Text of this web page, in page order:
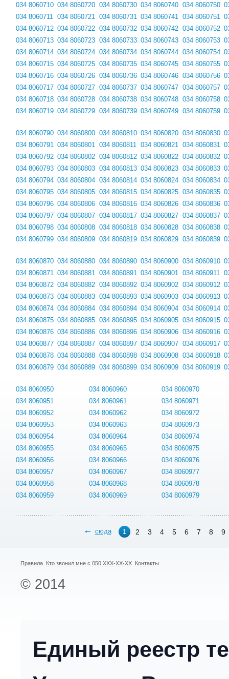
034 8060710
034 8060711
034 8060712
034 8060713
034 8060714
034 8060715
034 8060716
034 8060717
034 8060718
034 8060719
034 8060720
034 8060721
034 8060722
034 8060723
034 8060724
034 8060725
034 8060726
034 8060727
034 8060728
034 8060729
034 8060730
034 8060731
034 8060732
034 8060733
034 8060734
034 8060735
034 8060736
034 8060737
034 8060738
034 8060739
034 8060740
034 8060741
034 8060742
034 8060743
034 8060744
034 8060745
034 8060746
034 8060747
034 8060748
034 8060749
034 8060750
034 8060751
034 8060752
034 8060753
034 8060754
034 8060755
034 8060756
034 8060757
034 8060758
034 8060759
034 8060790
034 8060791
034 8060792
034 8060793
034 8060794
034 8060795
034 8060796
034 8060797
034 8060798
034 8060799
034 8060800
034 8060801
034 8060802
034 8060803
034 8060804
034 8060805
034 8060806
034 8060807
034 8060808
034 8060809
034 8060810
034 8060811
034 8060812
034 8060813
034 8060814
034 8060815
034 8060816
034 8060817
034 8060818
034 8060819
034 8060820
034 8060821
034 8060822
034 8060823
034 8060824
034 8060825
034 8060826
034 8060827
034 8060828
034 8060829
034 8060830
034 8060831
034 8060832
034 8060833
034 8060834
034 8060835
034 8060836
034 8060837
034 8060838
034 8060839
034 8060870
034 8060871
034 8060872
034 8060873
034 8060874
034 8060875
034 8060876
034 8060877
034 8060878
034 8060879
034 8060880
034 8060881
034 8060882
034 8060883
034 8060884
034 8060885
034 8060886
034 8060887
034 8060888
034 8060889
034 8060890
034 8060891
034 8060892
034 8060893
034 8060894
034 8060895
034 8060896
034 8060897
034 8060898
034 8060899
034 8060900
034 8060901
034 8060902
034 8060903
034 8060904
034 8060905
034 8060906
034 8060907
034 8060908
034 8060909
034 8060910
034 8060911
034 8060912
034 8060913
034 8060914
034 8060915
034 8060916
034 8060917
034 8060918
034 8060919
034 8060950
034 8060951
034 8060952
034 8060953
034 8060954
034 8060955
034 8060956
034 8060957
034 8060958
034 8060959
034 8060960
034 8060961
034 8060962
034 8060963
034 8060964
034 8060965
034 8060966
034 8060967
034 8060968
034 8060969
034 8060970
034 8060971
034 8060972
034 8060973
034 8060974
034 8060975
034 8060976
034 8060977
034 8060978
034 8060979
сюда 1 2 3 4 5 6 7 8 9
Правила Кто звонил мне с 050 XXX-XX-XX Контакты
© 2014
Единый реестр